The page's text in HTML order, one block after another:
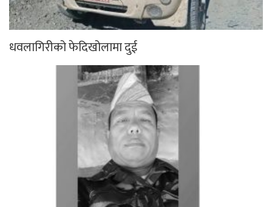
धवलागिरीको फेदिखोलामा दुई